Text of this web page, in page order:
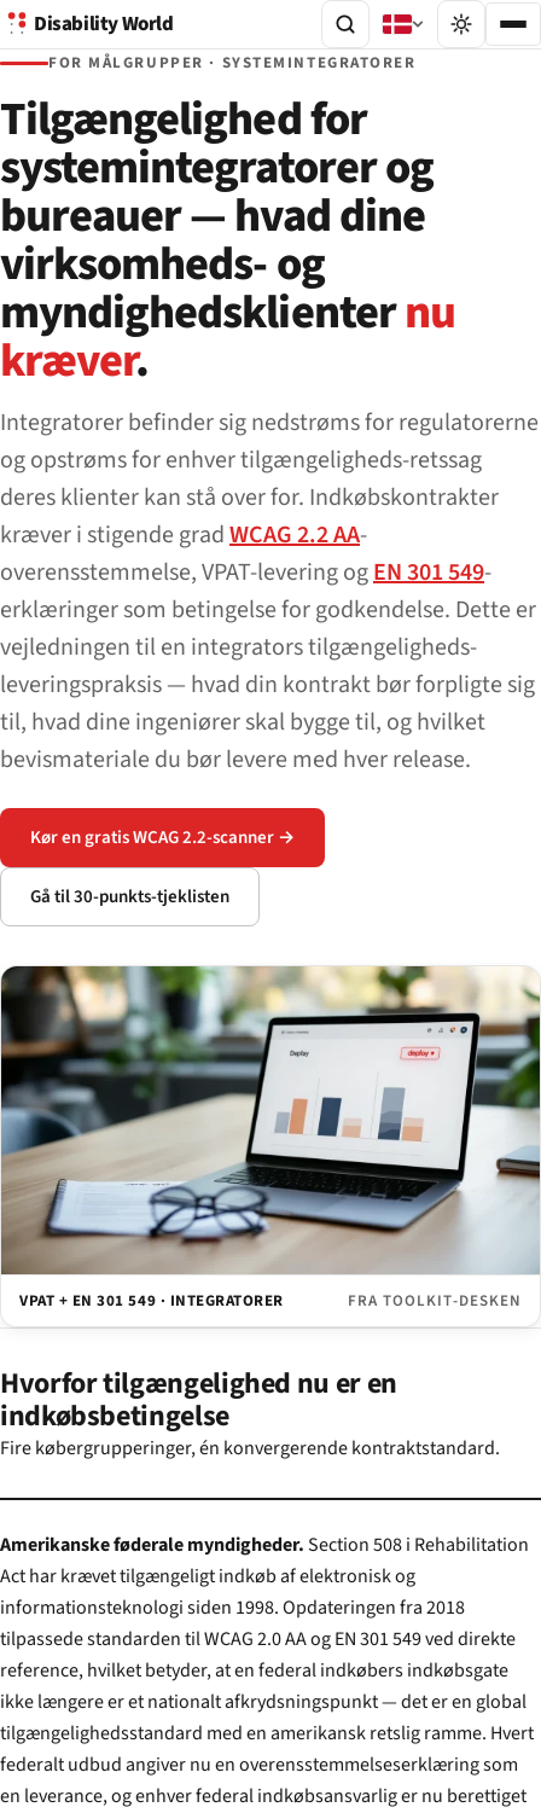
Disability World
FOR MÅLGRUPPER · SYSTEMINTEGRATORER
Tilgængelighed for
systemintegratorer og
bureauer — hvad dine
virksomheds- og
myndighedsklienternu
kræver.
Integratorer befinder sig nedstrøms for regulatorerne
og opstrøms for enhver tilgængeligheds-retssag
deres klienter kan stå over for. Indkøbskontrakter
kræver i stigende gradWCAG 2.2 AA-
overensstemmelse, VPAT-levering ogEN 301 549-
erklæringer som betingelse for godkendelse. Dette er
vejledningen til en integrators tilgængeligheds-
leveringspraksis — hvad din kontrakt bør forpligte sig
til, hvad dine ingeniører skal bygge til, og hvilket
bevismateriale du bør levere med hver release.
Kør en gratis WCAG 2.2-scanner →
Gå til 30-punkts-tjeklisten
VPAT + EN 301 549 · INTEGRATORER FRA TOOLKIT-DESKEN
Hvorfor tilgængelighed nu er en
indkøbsbetingelse
Fire købergrupperinger, én konvergerende kontraktstandard.
Amerikanske føderale myndigheder.Section 508 i Rehabilitation
Act har krævet tilgængeligt indkøb af elektronisk og
informationsteknologi siden 1998. Opdateringen fra 2018
tilpassede standarden til WCAG 2.0 AA og EN 301 549 ved direkte
reference, hvilket betyder, at en federal indkøbers indkøbsgate
ikke længere er et nationalt afkrydsningspunkt — det er en global
tilgængelighedsstandard med en amerikansk retslig ramme. Hvert
federalt udbud angiver nu en overensstemmelseserklæring som
en leverance, og enhver federal indkøbsansvarlig er nu berettiget